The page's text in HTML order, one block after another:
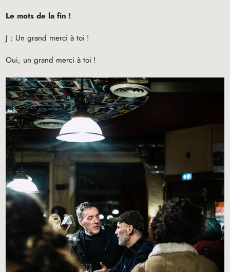
Le mots de la fin !
J : Un grand merci à toi !
Oui, un grand merci à toi !